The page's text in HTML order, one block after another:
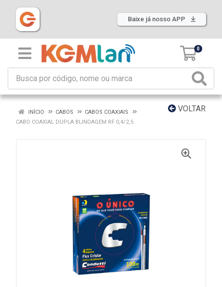
Baixe já nosso APP
0
VOLTAR
INÍCIO CABOS
CABOS COAXIAIS
CABO COAXIAL DUPLA BLINDAGEM RF 0,4/2,5